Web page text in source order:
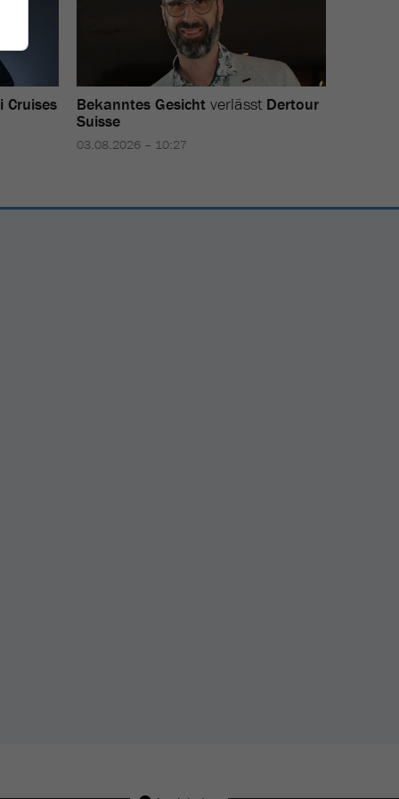
Cruises Bekanntes Gesicht verlässt Dertour
Suisse
03.08.2026 – 10:27